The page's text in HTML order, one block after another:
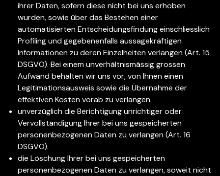
ihrer Daten, sofern diese nicht bei uns erhoben
wurden, sowie über das Bestehen einer
automatisierten Entscheidungsfindung einschliesslich
Profiling und gegebenenfalls aussagekräftigen
Informationen zu deren Einzelheiten verlangen (Art. 15
DSGVO). Bei einem unverhältnismässig grossen
Aufwand behalten wir uns vor, von Ihnen einen
Legitimationsausweis sowie die Übernahme der
effektiven Kosten vorab zu verlangen.
unverzüglich die Berichtigung unrichtiger oder
Vervollständigung Ihrer bei uns gespeicherten
personenbezogenen Daten zu verlangen (Art. 16
DSGVO).
die Löschung Ihrer bei uns gespeicherten
personenbezogenen Daten zu verlangen, soweit nicht